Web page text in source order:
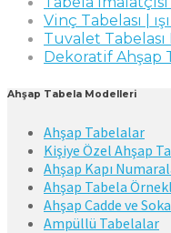
Vinç Tabelası |
Tuvalet
Dekoratif Ahşap
Ahşap Tabela Modelleri
Ahşap Tabelalar
Kişiye Özel Ahşap
Ahşap Kapı
Ahşap Tabela
Ahşap Cadde ve
Ampüllü Tabelalar